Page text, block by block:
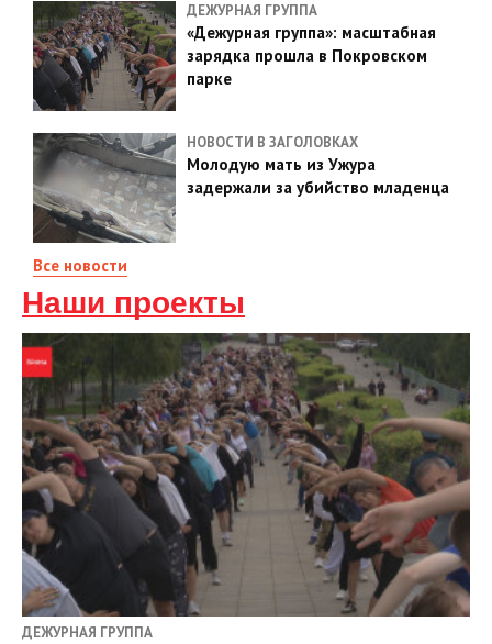
ДЕЖУРНАЯ ГРУППА
«Дежурная группа»: масштабная
зарядка прошла в Покровском
парке
НОВОСТИ В ЗАГОЛОВКАХ
Молодую мать из Ужура
задержали за убийство младенца
Все новости
Наши проекты
ДЕЖУРНАЯ ГРУППА